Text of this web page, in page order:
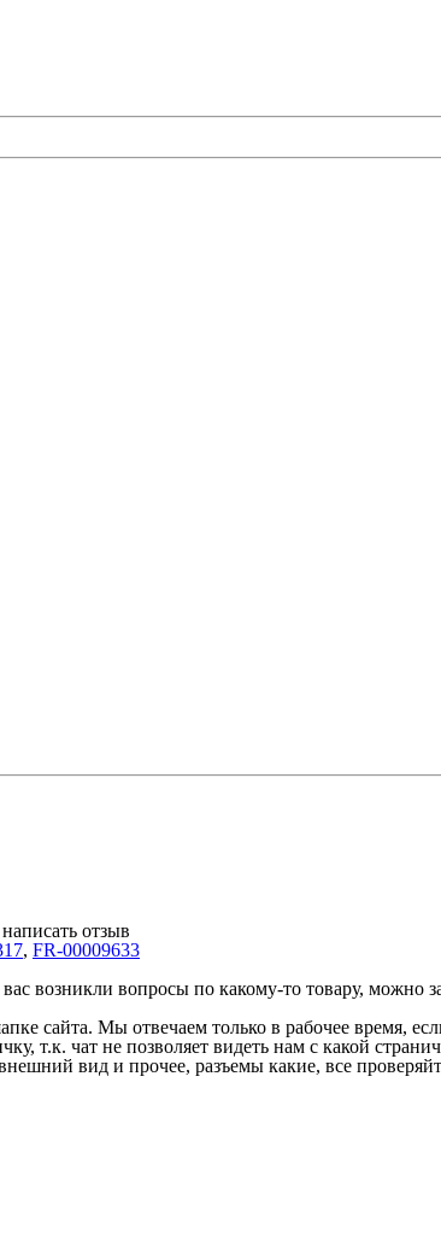
отзыв
, FR-00009633
возникли вопросы по какому-то товару, можно
сайта. Мы отвечаем только в рабочее время,
т.к. чат не позволяет видеть нам с какой
вид и прочее, разъемы какие, все